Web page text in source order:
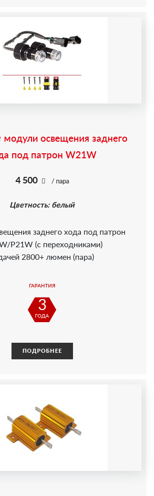
модули освещения заднего
под патрон W21W
4 500 / пара
Цветность: белый
заднего хода под патрон
P21W (с переходниками)
2800+ люмен (пара)
ГАРАНТИЯ
3
ГОДА
ПОДРОБНЕЕ